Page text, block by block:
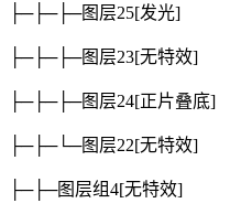
├─├─├─图层25[发光]
├─├─├─图层23[无特效]
├─├─├─图层24[正片叠底]
├─├─└─图层22[无特效]
├─├─图层组4[无特效]